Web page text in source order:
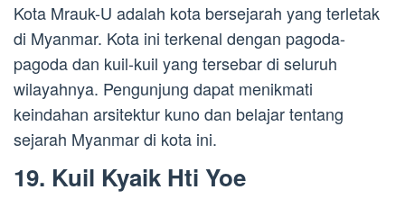
Kota Mrauk-U adalah kota bersejarah yang terletak
di Myanmar. Kota ini terkenal dengan pagoda-
pagoda dan kuil-kuil yang tersebar di seluruh
wilayahnya. Pengunjung dapat menikmati
keindahan arsitektur kuno dan belajar tentang
sejarah Myanmar di kota ini.
19. Kuil Kyaik Hti Yoe